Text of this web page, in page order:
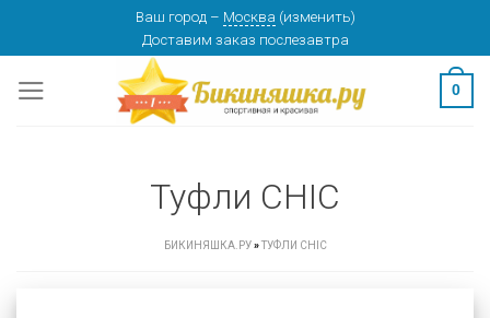
content
Ваш город – Москва (изменить)
Доставим заказ послезавтра
0
Туфли CHIC
БИКИНЯШКА.РУ»ТУФЛИ CHIC